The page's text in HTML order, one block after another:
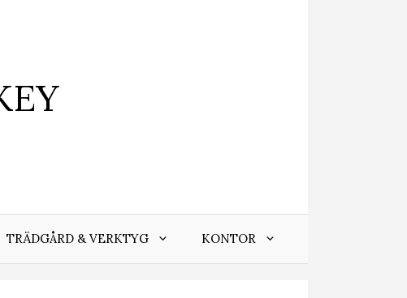
TRÄDGÅRD & VERKTYG KONTOR